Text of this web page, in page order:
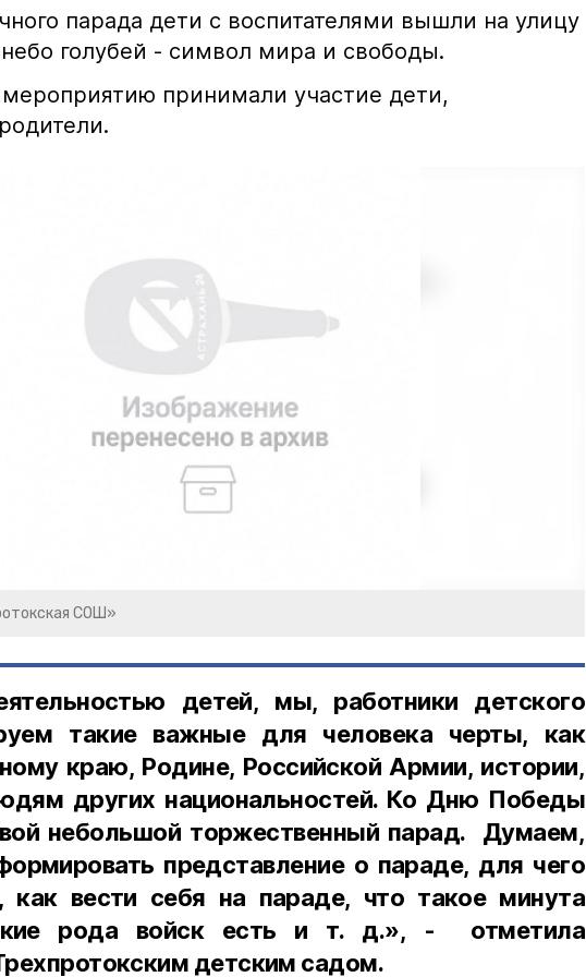
парада дети с воспитателями вышли на улицу
голубей - символ мира и свободы.
мероприятию принимали участие дети,
СОШ»
детей, мы, работники детского
такие важные для человека черты, как
краю, Родине, Российской Армии, истории,
других национальностей. Ко Дню Победы
небольшой торжественный парад. Думаем,
представление о параде, для чего
как вести себя на параде, что такое минута
рода войск есть и т. д.», - отметила
детским садом.